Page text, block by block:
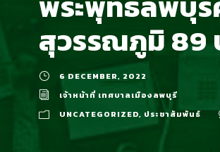
สุวรรณภูมิ 89
6 DECEMBER, 2022
เจ้าหน้าที่ เทศบาลเมืองลพบุรี
UNCATEGORIZED, ประชาสัมพันธ์